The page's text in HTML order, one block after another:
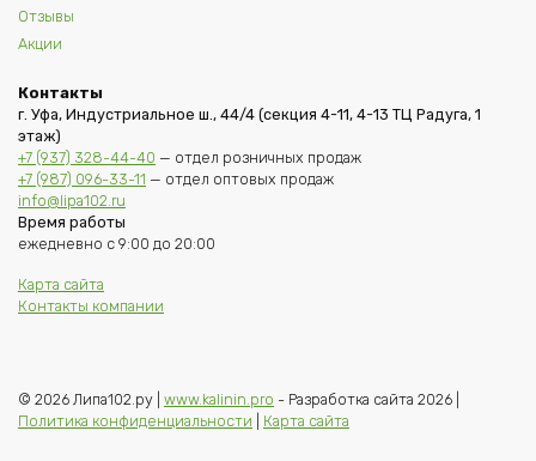
Отзывы
Акции
Контакты
г. Уфа, Индустриальное ш., 44/4 (секция 4-11, 4-13 ТЦ Радуга, 1
этаж)
+7 (937) 328-44-40 — отдел розничных продаж
+7 (987) 096-33-11 — отдел оптовых продаж
info@lipa102.ru
Время работы
ежедневно с 9:00 до 20:00
Карта сайта
Контакты компании
© 2026 Липа102.ру | www.kalinin.pro - Разработка сайта 2026 |
Политика конфиденциальности
Карта сайта